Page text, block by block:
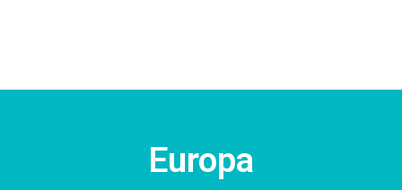
Europa